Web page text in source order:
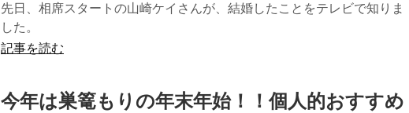
先日、相席スタートの山崎ケイさんが、結婚したことをテレビで知りま
した。
記事を読む
今年は巣篭もりの年末年始！！個人的おすすめ